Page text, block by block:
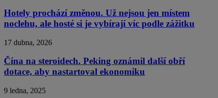
Hotely prochází změnou. Už nejsou jen místem
noclehu, ale hosté si je vybírají víc podle zážitku
17 dubna, 2026
Čína na steroidech. Peking oznámil další obří
dotace, aby nastartoval ekonomiku
9 ledna, 2025